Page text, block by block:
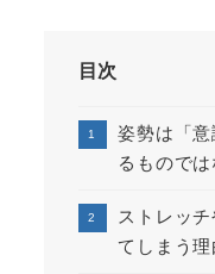
目次
姿勢は「
るものでは
ストレッ
てしまう理